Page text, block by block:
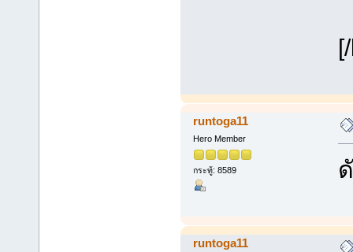
runtoga11
Hero Member
กระทู้: 8589
runtoga11